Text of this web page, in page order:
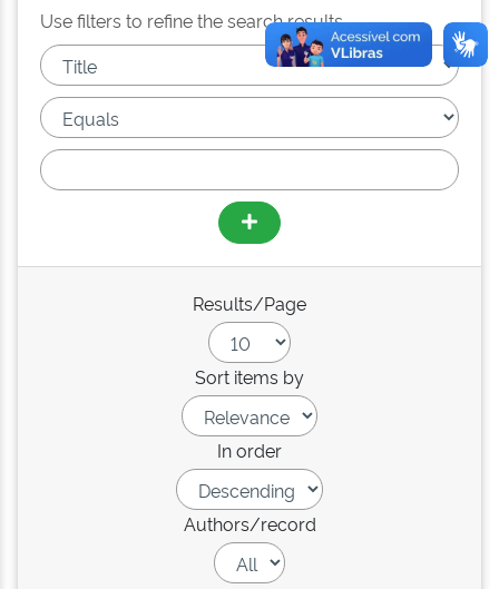
Use filters to refine the search results.
Results/Page
Sort items by
In order
Authors/record